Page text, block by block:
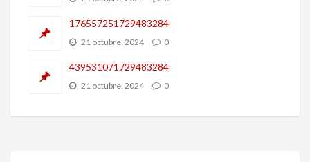
176557251729483284
21 octubre, 2024 0
439531071729483284
21 octubre, 2024 0